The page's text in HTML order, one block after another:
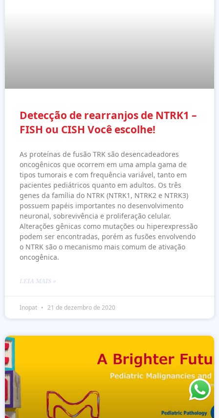
Detecção de rearranjos de NTRK1 –
FISH ou CISH Você escolhe!
As proteínas de fusão TRK são desencadeadores
oncogênicos que ocorrem em uma ampla gama de
tipos tumorais e com frequência variável, tanto em
pacientes pediátricos quanto em adultos. Os três
genes da família do NTRK (NTRK1, NTRK2 e NTRK3)
possuem papéis importantes no desenvolvimento
neuronal, sobrevivência e proliferação celular.
Alterações gênicas como mutações ou hiperexpressão
podem ser encontradas, porém as fusões envolvendo
o NTRK são o mecanismo mais comum de ativação
oncogênica.
LEIA MAIS »
Inopat 21 de dezembro de 2020